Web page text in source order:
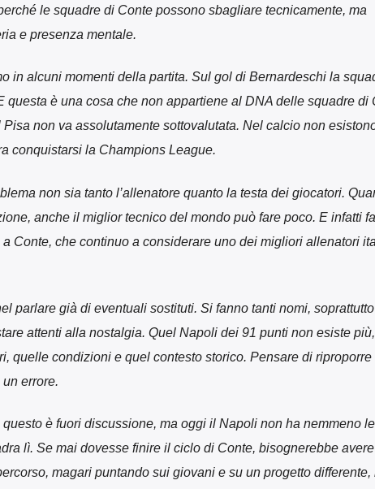
le squadre di Conte possono sbagliare tecnicamente, ma
e presenza mentale.
in alcuni momenti della partita. Sul gol di Bernardeschi la
questa è una cosa che non appartiene al DNA delle squadre di
non va assolutamente sottovalutata. Nel calcio non
conquistarsi la Champions League.
non sia tanto l’allenatore quanto la testa dei giocatori.
anche il miglior tecnico del mondo può fare poco. E infatti
Conte, che continuo a considerare uno dei migliori allenatori
parlare già di eventuali sostituti. Si fanno tanti nomi, soprattutto
attenti alla nostalgia. Quel Napoli dei 91 punti non esiste più,
quelle condizioni e quel contesto storico. Pensare di riproporre
errore.
è fuori discussione, ma oggi il Napoli non ha nemmeno le
lì. Se mai dovesse finire il ciclo di Conte, bisognerebbe
magari puntando sui giovani e su un progetto differente,